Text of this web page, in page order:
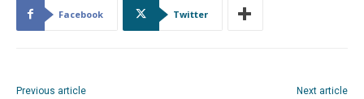
Facebook Twitter
Previous article Next article